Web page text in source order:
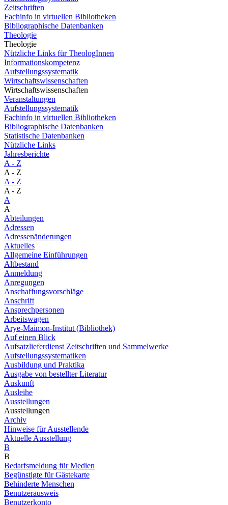
Zeitschriften
Fachinfo in virtuellen Bibliotheken
Bibliographische Datenbanken
Theologie
Theologie
Nützliche Links für TheologInnen
Informationskompetenz
Aufstellungssystematik
Wirtschaftswissenschaften
Wirtschaftswissenschaften
Veranstaltungen
Aufstellungssystematik
Fachinfo in virtuellen Bibliotheken
Bibliographische Datenbanken
Statistische Datenbanken
Nützliche Links
Jahresberichte
A - Z
A - Z
A - Z
A - Z
A
A
Abteilungen
Adressen
Adressenänderungen
Aktuelles
Allgemeine Einführungen
Altbestand
Anmeldung
Anregungen
Anschaffungsvorschläge
Anschrift
Ansprechpersonen
Arbeitswagen
Arye-Maimon-Institut (Bibliothek)
Auf einen Blick
Aufsatzlieferdienst Zeitschriften und Sammelwerke
Aufstellungssystematiken
Ausbildung und Praktika
Ausgabe von bestellter Literatur
Auskunft
Ausleihe
Ausstellungen
Ausstellungen
Archiv
Hinweise für Ausstellende
Aktuelle Ausstellung
B
B
Bedarfsmeldung für Medien
Begünstigte für Gästekarte
Behinderte Menschen
Benutzerausweis
Benutzerkonto